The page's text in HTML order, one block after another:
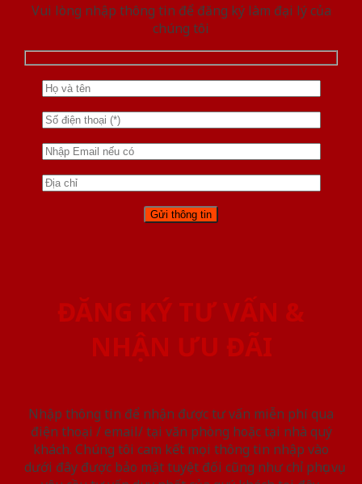
Vui lòng nhập thông tin để đăng ký làm đại lý của
chúng tôi
ĐĂNG KÝ TƯ VẤN &
NHẬN ƯU ĐÃI
Nhập thông tin để nhận được tư vấn miễn phí qua
điện thoại / email/ tại văn phòng hoặc tại nhà quý
khách. Chúng tôi cam kết mọi thông tin nhập vào
dưới đây được bảo mật tuyệt đối cũng như chỉ phục vụ